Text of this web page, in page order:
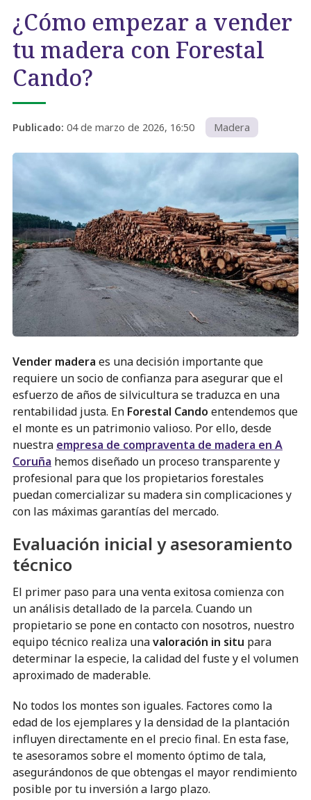
¿Cómo empezar a vender
tu madera con Forestal
Cando?
Publicado: 04 de marzo de 2026, 16:50 Madera
Vender madera es una decisión importante que
requiere un socio de confianza para asegurar que el
esfuerzo de años de silvicultura se traduzca en una
rentabilidad justa. En Forestal Cando entendemos que
el monte es un patrimonio valioso. Por ello, desde
nuestra empresa de compraventa de madera en A
Coruña hemos diseñado un proceso transparente y
profesional para que los propietarios forestales
puedan comercializar su madera sin complicaciones y
con las máximas garantías del mercado.
Evaluación inicial y asesoramiento
técnico
El primer paso para una venta exitosa comienza con
un análisis detallado de la parcela. Cuando un
propietario se pone en contacto con nosotros, nuestro
equipo técnico realiza unavaloración in situ para
determinar la especie, la calidad del fuste y el volumen
aproximado de maderable.
No todos los montes son iguales. Factores como la
edad de los ejemplares y la densidad de la plantación
influyen directamente en el precio final. En esta fase,
te asesoramos sobre el momento óptimo de tala,
asegurándonos de que obtengas el mayor rendimiento
posible por tu inversión a largo plazo.